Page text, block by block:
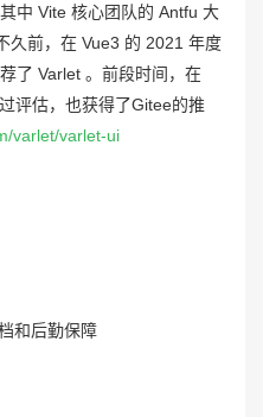
中 Vite 核心团队的 Antfu 大
久前，在 Vue3 的 2021 年度
了 Varlet 。前段时间，在
评估，也获得了Gitee的推
varlet/varlet-ui
和后勤保障